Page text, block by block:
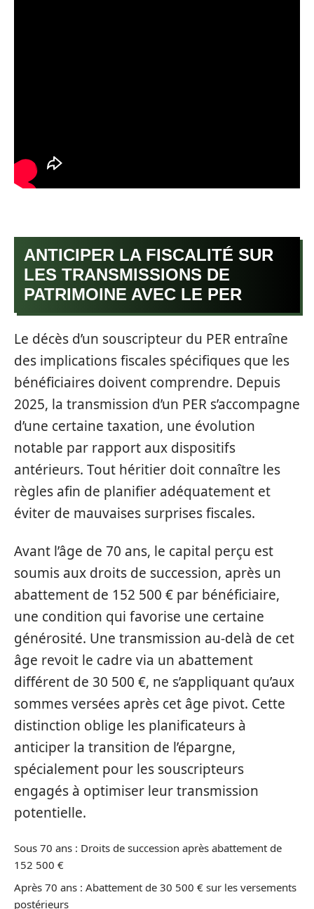
ANTICIPER LA FISCALITÉ SUR
LES TRANSMISSIONS DE
PATRIMOINE AVEC LE PER
Le décès d’un souscripteur du PER entraîne
des implications fiscales spécifiques que les
bénéficiaires doivent comprendre. Depuis
2025, la transmission d’un PER s’accompagne
d’une certaine taxation, une évolution
notable par rapport aux dispositifs
antérieurs. Tout héritier doit connaître les
règles afin de planifier adéquatement et
éviter de mauvaises surprises fiscales.
Avant l’âge de 70 ans, le capital perçu est
soumis aux droits de succession, après un
abattement de 152 500 € par bénéficiaire,
une condition qui favorise une certaine
générosité. Une transmission au-delà de cet
âge revoit le cadre via un abattement
différent de 30 500 €, ne s’appliquant qu’aux
sommes versées après cet âge pivot. Cette
distinction oblige les planificateurs à
anticiper la transition de l’épargne,
spécialement pour les souscripteurs
engagés à optimiser leur transmission
potentielle.
Sous 70 ans : Droits de succession après abattement de
152 500 €
Après 70 ans : Abattement de 30 500 € sur les versements
postérieurs